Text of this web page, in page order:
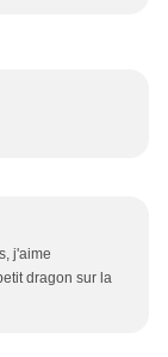
j'aime
dragon sur la